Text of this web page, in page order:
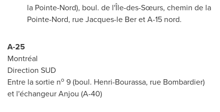
la Pointe-Nord), boul. de l'Île-des-Sœurs, chemin de la
Pointe-Nord, rue Jacques-le Ber et A-15 nord.
A-25
Montréal
Direction SUD
Entre la sortie no 9 (boul. Henri-Bourassa, rue Bombardier)
et l'échangeurAnjou (A-40)